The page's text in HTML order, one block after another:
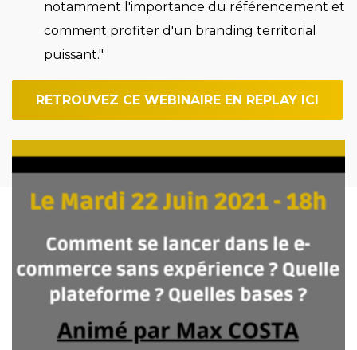
notamment l'importance du référencement et
comment profiter d'un branding territorial
puissant."
RETROUVEZ CE WEBINAIRE EN REPLAY ICI